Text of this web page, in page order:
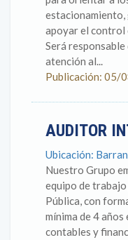
apoyar el control
Será
atención al...
Publicación: 05/
AUDITOR
Ubicación:
Nuestro Grupo
equipo de
Pública, con
mínima de 4
contables y